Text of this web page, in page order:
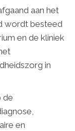
aan het
wordt besteed
en de kliniek
in
de
en